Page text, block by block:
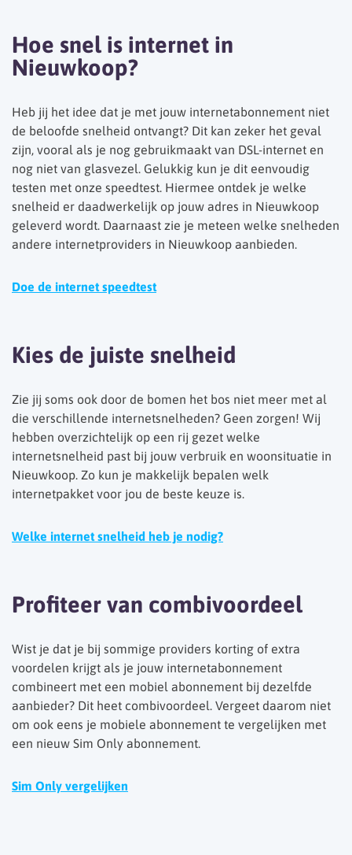
Hoe snel is internet in
Nieuwkoop?
Heb jij het idee dat je met jouw internetabonnement niet
de beloofde snelheid ontvangt? Dit kan zeker het geval
zijn, vooral als je nog gebruikmaakt van DSL-internet en
nog niet van glasvezel. Gelukkig kun je dit eenvoudig
testen met onze speedtest. Hiermee ontdek je welke
snelheid er daadwerkelijk op jouw adres in Nieuwkoop
geleverd wordt. Daarnaast zie je meteen welke snelheden
andere internetproviders in Nieuwkoop aanbieden.
Doe de internet speedtest
Kies de juiste snelheid
Zie jij soms ook door de bomen het bos niet meer met al
die verschillende internetsnelheden? Geen zorgen! Wij
hebben overzichtelijk op een rij gezet welke
internetsnelheid past bij jouw verbruik en woonsituatie in
Nieuwkoop. Zo kun je makkelijk bepalen welk
internetpakket voor jou de beste keuze is.
Welke internet snelheid heb je nodig?
Profiteer van combivoordeel
Wist je dat je bij sommige providers korting of extra
voordelen krijgt als je jouw internetabonnement
combineert met een mobiel abonnement bij dezelfde
aanbieder? Dit heet combivoordeel. Vergeet daarom niet
om ook eens je mobiele abonnement te vergelijken met
een nieuw Sim Only abonnement.
Sim Only vergelijken